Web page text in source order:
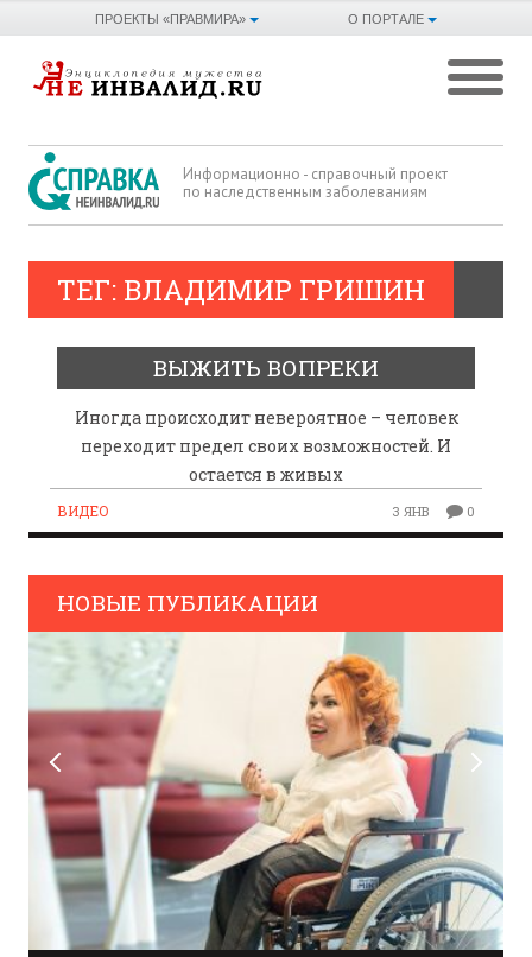
О ПОРТАЛЕ
ПРОЕКТЫ «ПРАВМИРА»
Информационно - справочный проект
по наследственным заболеваниям
ТЕГ: ВЛАДИМИР ГРИШИН
ВЫЖИТЬ ВОПРЕКИ
Иногда происходит невероятное – человек
переходит предел своих возможностей. И
остается в живых
ВИДЕО 3 ЯНВ 0
НОВЫЕ ПУБЛИКАЦИИ